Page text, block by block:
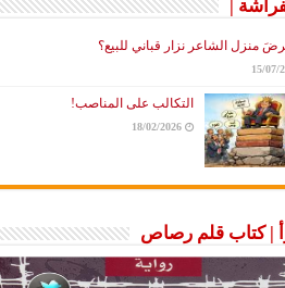
|
منزل الشاعر نزار قباني للبيع؟
15/07/
التكالب على المناصب!
18/02/2026
| كتاب قلم رصاص